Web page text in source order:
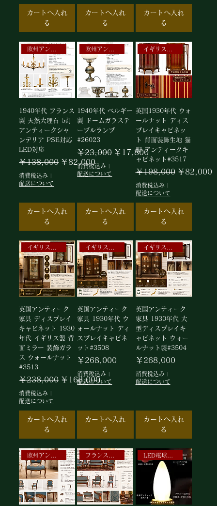
カートへ入れ
る
カートへ入れ
る
カートへ入れ
る
欧州アンティーク照明
1940年代 フランス
製 天然大理石 5灯
アンティークシャ
ンデリア PSE対応
LED対応
通常価格
￥138,000 セール価格
￥82,000
消費税込み |
配送について
カートへ入れ
る
1940年代 ベルギー
製 ドームガラステ
ーブルランプ
#26023
通常価格
￥23,000 セール価格
￥17,800
消費税込み |
配送について
カートへ入れ
る
英国1930年代 ウォ
ールナット ディス
プレイキャビネッ
ト 背面装飾生地 猫
脚 アンティークキ
ャビネット#3517
通常価格
￥198,000 セール価格
￥82,000
消費税込み|
配送について
カートへ入れ
る
英国アンティーク
家具 ディスプレイ
キャビネット 1930
年代 イギリス製 背
面ミラー 装飾ガラ
ス ウォールナット
#3513
通常価格
￥238,000 セール価格
￥168,000
消費税込み |
配送について
カートへ入れ
る
英国アンティーク
家具 1930年代 ウ
ォールナット ディ
スプレイキャビネ
ット#3508
価格
￥268,000
消費税込み |
配送について
カートへ入れ
る
英国アンティーク
家具 1930年代 大
型ディスプレイキ
ャビネット ウォー
ルナット製#3504
価格
￥268,000
消費税込み|
配送について
カートへ入れ
る
欧州アンティークランプ フランスアンティークパーラーセット5P LED電球シャンデリア用